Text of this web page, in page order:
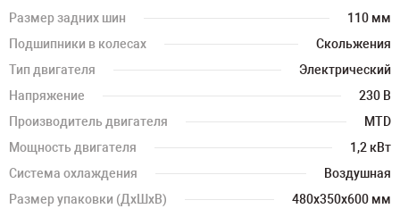
Размер задних шин
110 мм
Подшипники в колесах
Скольжения
Тип двигателя
Электрический
Напряжение
230 В
Производитель двигателя
MTD
Мощность двигателя
1,2 кВт
Система охлаждения
Воздушная
Размер упаковки (ДхШхВ)
480х350х600 мм